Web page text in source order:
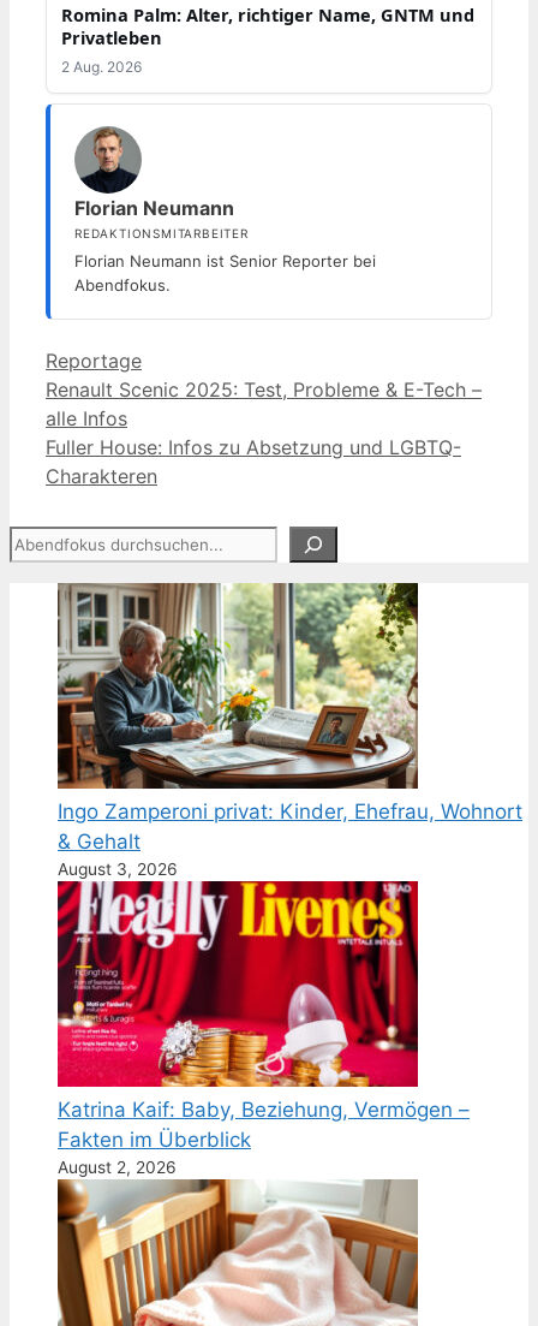
Romina Palm: Alter, richtiger Name, GNTM und
Privatleben
2 Aug. 2026
Florian Neumann
REDAKTIONSMITARBEITER
Florian Neumann ist Senior Reporter bei
Abendfokus.
Kategorien
Reportage
Renault Scenic 2025: Test, Probleme & E-Tech –
alle Infos
Fuller House: Infos zu Absetzung und LGBTQ-
Charakteren
Suchen
Ingo Zamperoni privat: Kinder, Ehefrau, Wohnort
& Gehalt
August 3, 2026
Katrina Kaif: Baby, Beziehung, Vermögen –
Fakten im Überblick
August 2, 2026